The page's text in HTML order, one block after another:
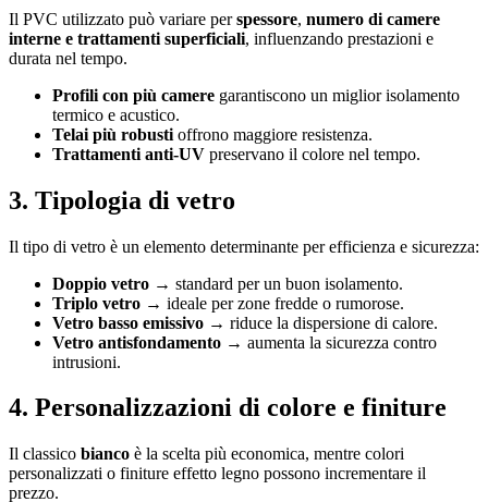
Il PVC utilizzato può variare perspessore, numero di camere
interne e trattamenti superficiali, influenzando prestazioni e
durata nel tempo.
Profili con più camere garantiscono un miglior isolamento
termico e acustico.
Telai più robusti offrono maggiore resistenza.
Trattamenti anti-UV preservano il colore nel tempo.
3. Tipologia di vetro
Il tipo di vetro è un elemento determinante per efficienza e sicurezza:
Doppio vetro → standard per un buon isolamento.
Triplo vetro → ideale per zone fredde o rumorose.
Vetro basso emissivo → riduce la dispersione di calore.
Vetro antisfondamento → aumenta la sicurezza contro
intrusioni.
4. Personalizzazioni di colore e finiture
Il classico bianco è la scelta più economica, mentre colori
personalizzati o finiture effetto legno possono incrementare il
prezzo.